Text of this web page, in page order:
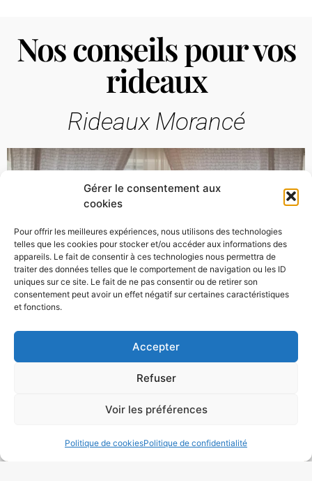
Gérer le consentement aux
cookies
Pour offrir les meilleures expériences, nous utilisons des technologies
telles que les cookies pour stocker et/ou accéder aux informations des
appareils. Le fait de consentir à ces technologies nous permettra de
traiter des données telles que le comportement de navigation ou les ID
uniques sur ce site. Le fait de ne pas consentir ou de retirer son
consentement peut avoir un effet négatif sur certaines caractéristiques
et fonctions.
Accepter
Refuser
Voir les préférences
Politique de cookiesPolitique de confidentialité
Nos conseils pour vos
rideaux
Rideaux Morancé